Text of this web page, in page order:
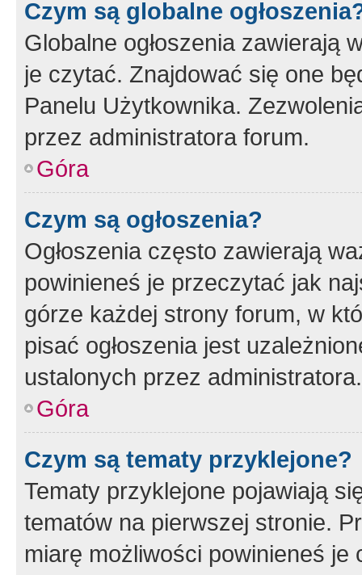
Czym są globalne
Globalne ogłoszenia zawierają
je czytać. Znajdować się one
Panelu Użytkownika.
przez administratora forum.
Góra
Czym są ogłoszenia?
Ogłoszenia często zawierają
powinieneś je przeczytać jak
górze każdej strony forum, w
pisać ogłoszenia jest
ustalonych przez administratora.
Góra
Czym są tematy przyklejone?
Tematy przyklejone pojawiają
tematów na pierwszej stronie.
miarę możliwości powinieneś je